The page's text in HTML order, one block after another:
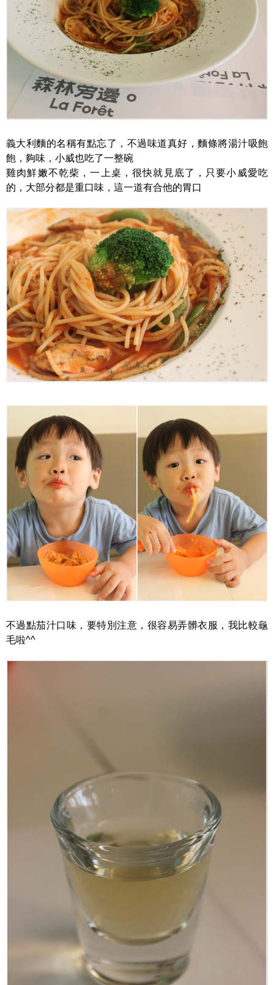
義大利麵的名稱有點忘了，不過味道真好，麵條將湯汁吸飽
飽，夠味，小威也吃了一整碗
雞肉鮮嫩不乾柴，一上桌，很快就見底了，只要小威愛吃
的，大部分都是重口味，這一道有合他的胃口
不過點茄汁口味，要特別注意，很容易弄髒衣服，我比較龜
毛啦^^